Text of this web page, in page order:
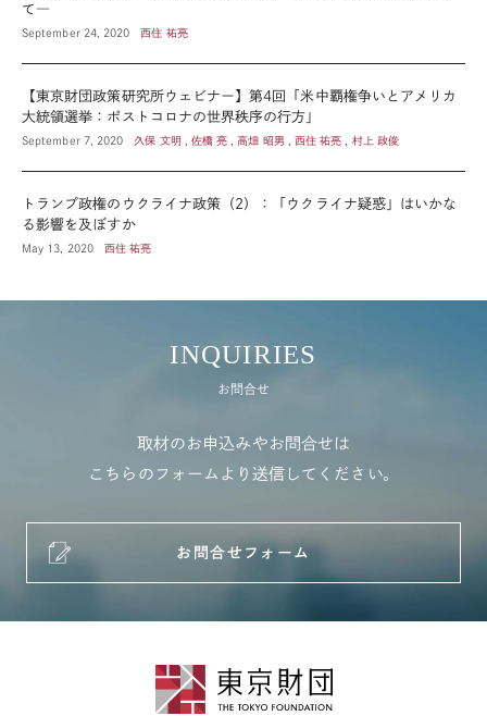
て―
September 24, 2020 西住 祐亮
【東京財団政策研究所ウェビナー】第4回「米中覇権争いとアメリカ
大統領選挙：ポストコロナの世界秩序の行方」
September 7, 2020 久保 文明 , 佐橋 亮 , 高畑 昭男 , 西住 祐亮 , 村上 政俊
トランプ政権のウクライナ政策（2）：「ウクライナ疑惑」はいかな
る影響を及ぼすか
May 13, 2020 西住 祐亮
INQUIRIES
お問合せ
取材のお申込みやお問合せは
こちらのフォームより送信してください。
お問合せフォーム